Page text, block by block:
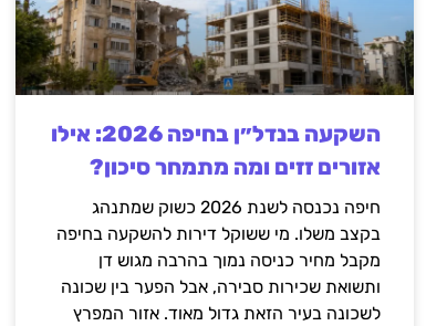
השקעה בנדל״ן בחיפה 2026: אילו
אזורים זזים ומה מתמחר סיכון?
חיפה נכנסה לשנת 2026 כשוק שמתנהג
בקצב משלו. מי ששוקל דירות להשקעה בחיפה
מקבל מחיר כניסה נמוך בהרבה מגוש דן
ותשואת שכירות סבירה, אבל הפער בין שכונה
לשכונה בעיר הזאת גדול מאוד. אזור המפרץ